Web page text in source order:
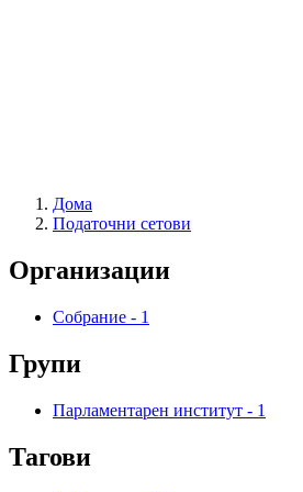
Дома
Податочни сетови
Организации
Собрание - 1
Групи
Парламентарен институт - 1
Тагови